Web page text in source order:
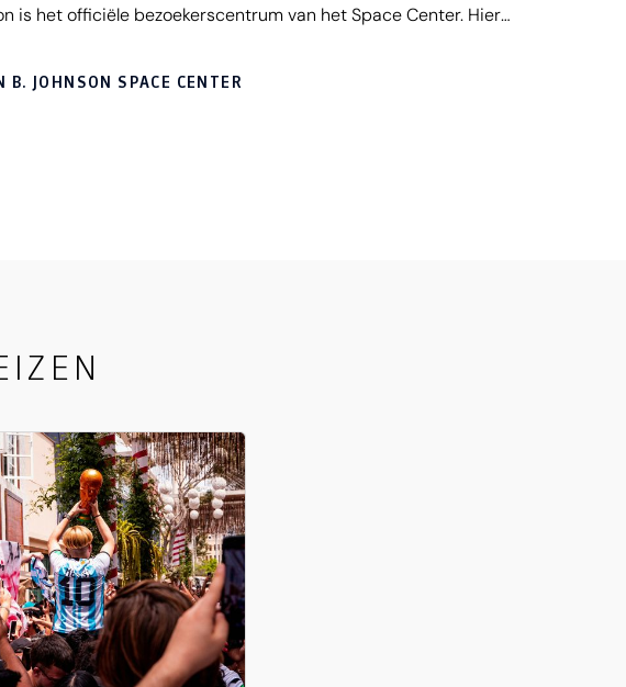
is het officiële bezoekerscentrum van het Space Center. Hier
van de ruimtevaart werden gebruikt, opgesteld.
B. JOHNSON SPACE CENTER